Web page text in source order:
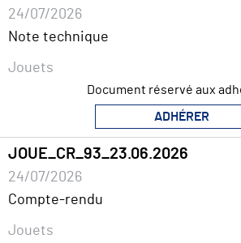
24/07/2026
Note technique
Jouets
Document réservé aux
ADHÉRER
JOUE_CR_93_23.06.2026
24/07/2026
Compte-rendu
Jouets